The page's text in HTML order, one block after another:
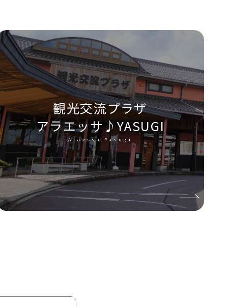
観光交流プラザ
アラエッサ♪YASUGI
Araessa Yasugi